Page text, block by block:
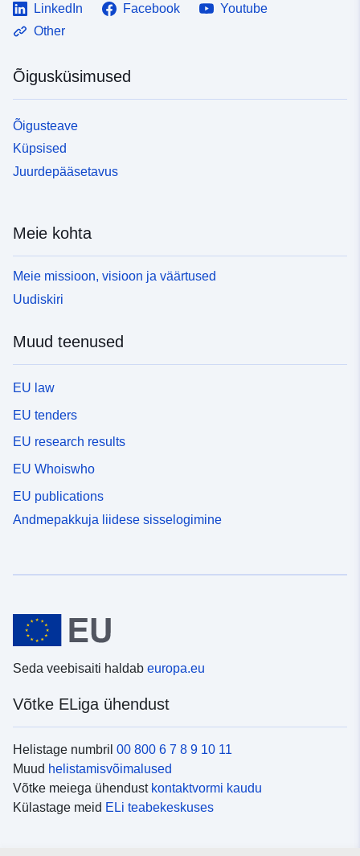
LinkedIn Facebook
Youtube
Other
Õigusküsimused
Õigusteave
Küpsised
Juurdepääsetavus
Meie kohta
Meie missioon, visioon ja väärtused
Uudiskiri
Muud teenused
EU law
EU tenders
EU research results
EU Whoiswho
EU publications
Andmepakkuja liidese sisselogimine
Seda veebisaiti haldab europa.eu
Võtke ELiga ühendust
Helistage numbril 00 800 6 7 8 9 10 11
Muud helistamisvõimalused
Võtke meiega ühendust kontaktvormi kaudu
Külastage meid ELi teabekeskuses